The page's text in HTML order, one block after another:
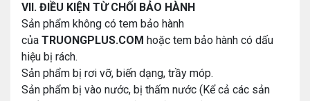
VII. ĐIỀU KIỆN TỪ CHỐI BẢO HÀNH
Sản phẩm không có tem bảo hành
của TRUONGPLUS.COM hoặc tem bảo hành có dấu
hiệu bị rách.
Sản phẩm bị rơi vỡ, biến dạng, trầy móp.
Sản phẩm bị vào nước, bị thấm nước (Kể cả các sản